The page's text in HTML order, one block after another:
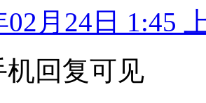
02月24日 1:45
机回复可见